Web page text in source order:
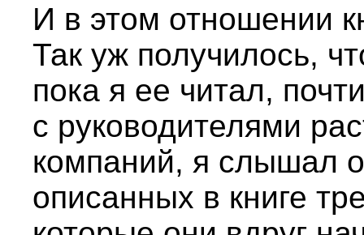
И в этом отношении
Так уж получилось,
пока я ее читал,
с руководителями
компаний, я слышал
описанных в книге